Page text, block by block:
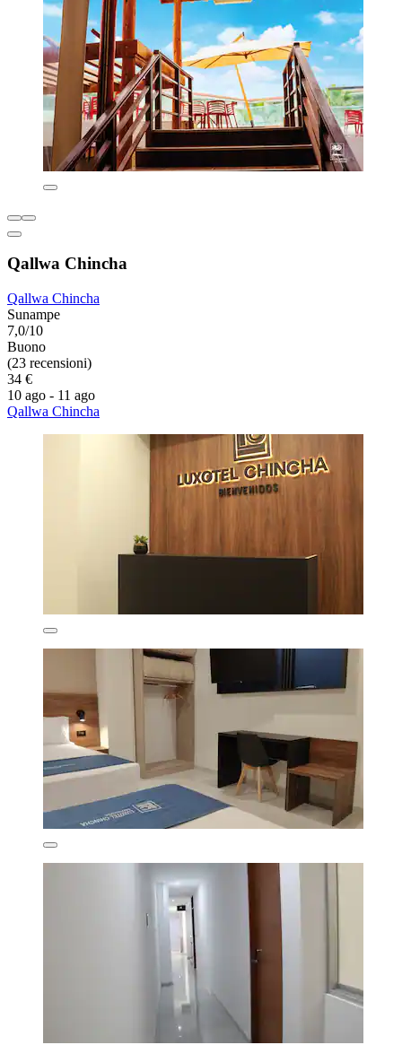
Qallwa Chincha
Qallwa Chincha
Sunampe
7,0/10
Buono
(23 recensioni)
34 €
10 ago - 11 ago
Qallwa Chincha